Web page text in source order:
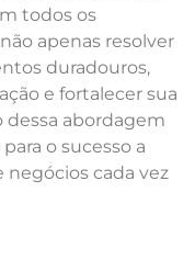
todos os
apenas resolver
duradouros,
e fortalecer sua
dessa abordagem
o sucesso a
cada vez